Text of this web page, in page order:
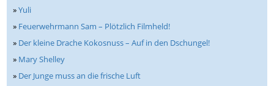
»Yuli
» Feuerwehrmann Sam – Plötzlich Filmheld!
» Der kleine Drache Kokosnuss – Auf in den Dschungel!
» Mary Shelley
» Der Junge muss an die frische Luft